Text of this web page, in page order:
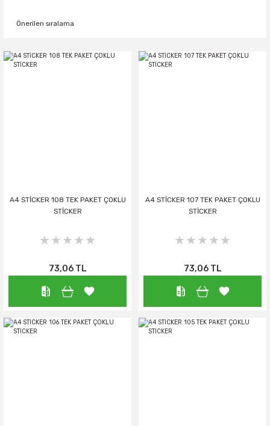
A4 STİCKER 108 TEK PAKET ÇOKLU
STİCKER
73,06 TL
A4 STİCKER 107 TEK PAKET ÇOKLU
STİCKER
73,06 TL